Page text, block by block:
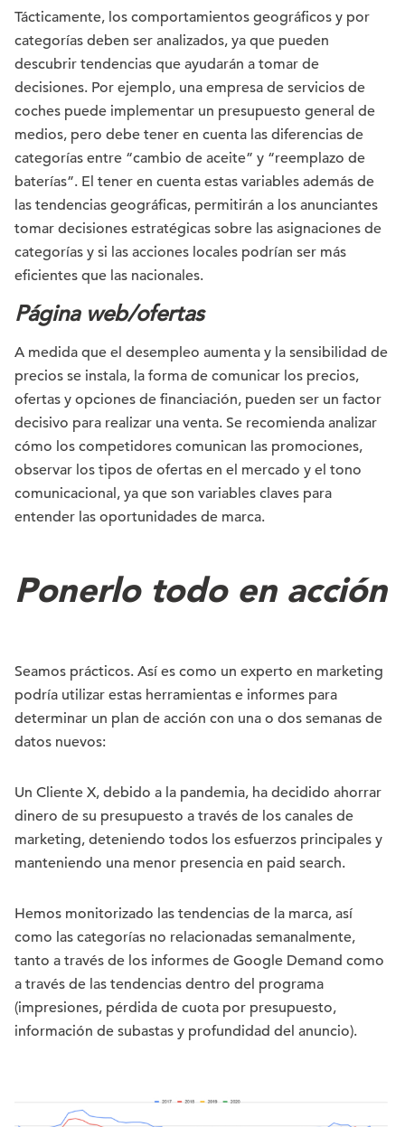
Tácticamente, los comportamientos geográficos y por
categorías deben ser analizados, ya que pueden
descubrir tendencias que ayudarán a tomar de
decisiones. Por ejemplo, una empresa de servicios de
coches puede implementar un presupuesto general de
medios, pero debe tener en cuenta las diferencias de
categorías entre “cambio de aceite” y “reemplazo de
baterías”. El tener en cuenta estas variables además de
las tendencias geográficas, permitirán a los anunciantes
tomar decisiones estratégicas sobre las asignaciones de
categorías y si las acciones locales podrían ser más
eficientes que las nacionales.
Página web/ofertas
A medida que el desempleo aumenta y la sensibilidad de
precios se instala, la forma de comunicar los precios,
ofertas y opciones de financiación, pueden ser un factor
decisivo para realizar una venta. Se recomienda analizar
cómo los competidores comunican las promociones,
observar los tipos de ofertas en el mercado y el tono
comunicacional, ya que son variables claves para
entender las oportunidades de marca.
Ponerlo todo en acción
Seamos prácticos. Así es como un experto en marketing
podría utilizar estas herramientas e informes para
determinar un plan de acción con una o dos semanas de
datos nuevos:
Un Cliente X, debido a la pandemia, ha decidido ahorrar
dinero de su presupuesto a través de los canales de
marketing, deteniendo todos los esfuerzos principales y
manteniendo una menor presencia en paid search.
Hemos monitorizado las tendencias de la marca, así
como las categorías no relacionadas semanalmente,
tanto a través de los informes de Google Demand como
a través de las tendencias dentro del programa
(impresiones, pérdida de cuota por presupuesto,
información de subastas y profundidad del anuncio).